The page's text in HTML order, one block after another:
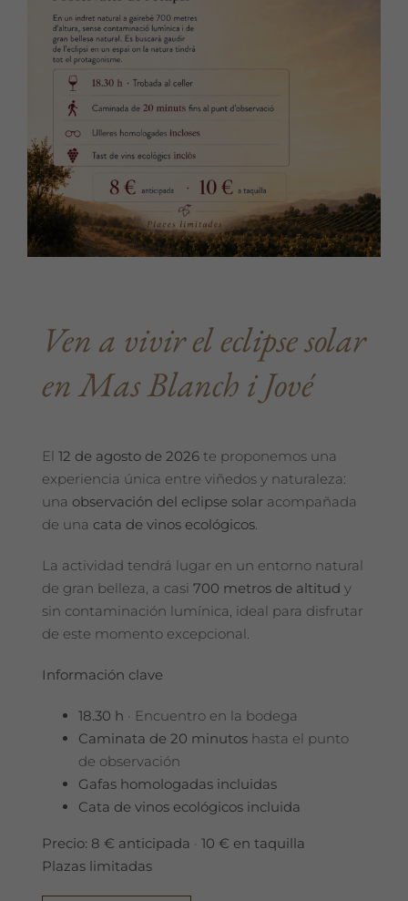
Ven a vivir el eclipse solar
en Mas Blanch i Jové
El 12 de agosto de 2026 te proponemos una
experiencia única entre viñedos y naturaleza:
una observación del eclipse solar acompañada
de una cata de vinos ecológicos
La actividad tendrá lugar en un entorno natural
de gran belleza, a casi 700 metros de altitud y
sin contaminación lumínica, ideal para disfrutar
de este momento excepcional.
Información clave
18.30 h · Encuentro en la bodega
Caminata de 20 minutos hasta el punto
de observación
Gafas homologadas incluidas
Cata de vinos ecológicos incluida
Precio: 8 € anticipada · 10 € en taquilla
Plazas limitadas